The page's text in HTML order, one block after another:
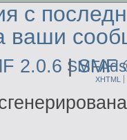
с
ваши
2.0.6 |SMF
SMFAds
XHTML